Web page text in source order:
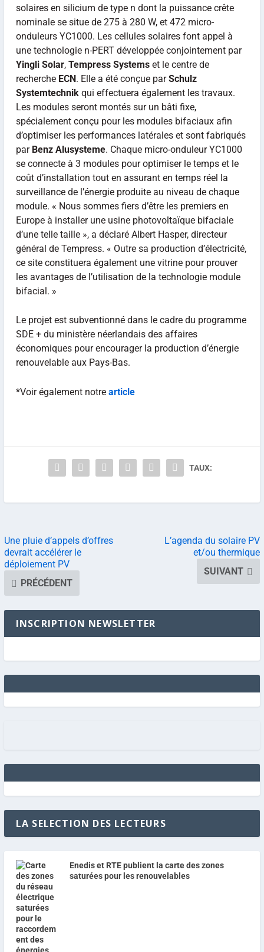
solaires en silicium de type n dont la puissance crête
nominale se situe de 275 à 280 W, et 472 micro-
onduleurs YC1000. Les cellules solaires font appel à
une technologie n-PERT développée conjointement par
Yingli Solar, Tempress Systemset le centre de
recherche ECN. Elle a été conçue parSchulz
Systemtechnikqui effectuera également les travaux.
Les modules seront montés sur un bâti fixe,
spécialement conçu pour les modules bifaciaux afin
d’optimiser les performances latérales et sont fabriqués
par Benz Alusysteme. Chaque micro-onduleur YC1000
se connecte à 3 modules pour optimiser le temps et le
coût d’installation tout en assurant en temps réel la
surveillance de l’énergie produite au niveau de chaque
module. « Nous sommes fiers d’être les premiers en
Europe à installer une usine photovoltaïque bifaciale
d’une telle taille », a déclaré Albert Hasper, directeur
général de Tempress. « Outre sa production d’électricité,
ce site constituera également une vitrine pour prouver
les avantages de l’utilisation de la technologie module
bifacial. »
Le projet est subventionné dans le cadre du programme
SDE + du ministère néerlandais des affaires
économiques pour encourager la production d’énergie
renouvelable aux Pays-Bas.
*Voir également notre article
TAUX:
Une pluie d’appels d’offres
devrait accélérer le
déploiement PV
PRÉCÉDENT
L’agenda du solaire PV
et/ou thermique
SUIVANT
INSCRIPTION NEWSLETTER
LA SELECTION DES LECTEURS
Enedis et RTE publient la carte des zones
saturées pour les renouvelables